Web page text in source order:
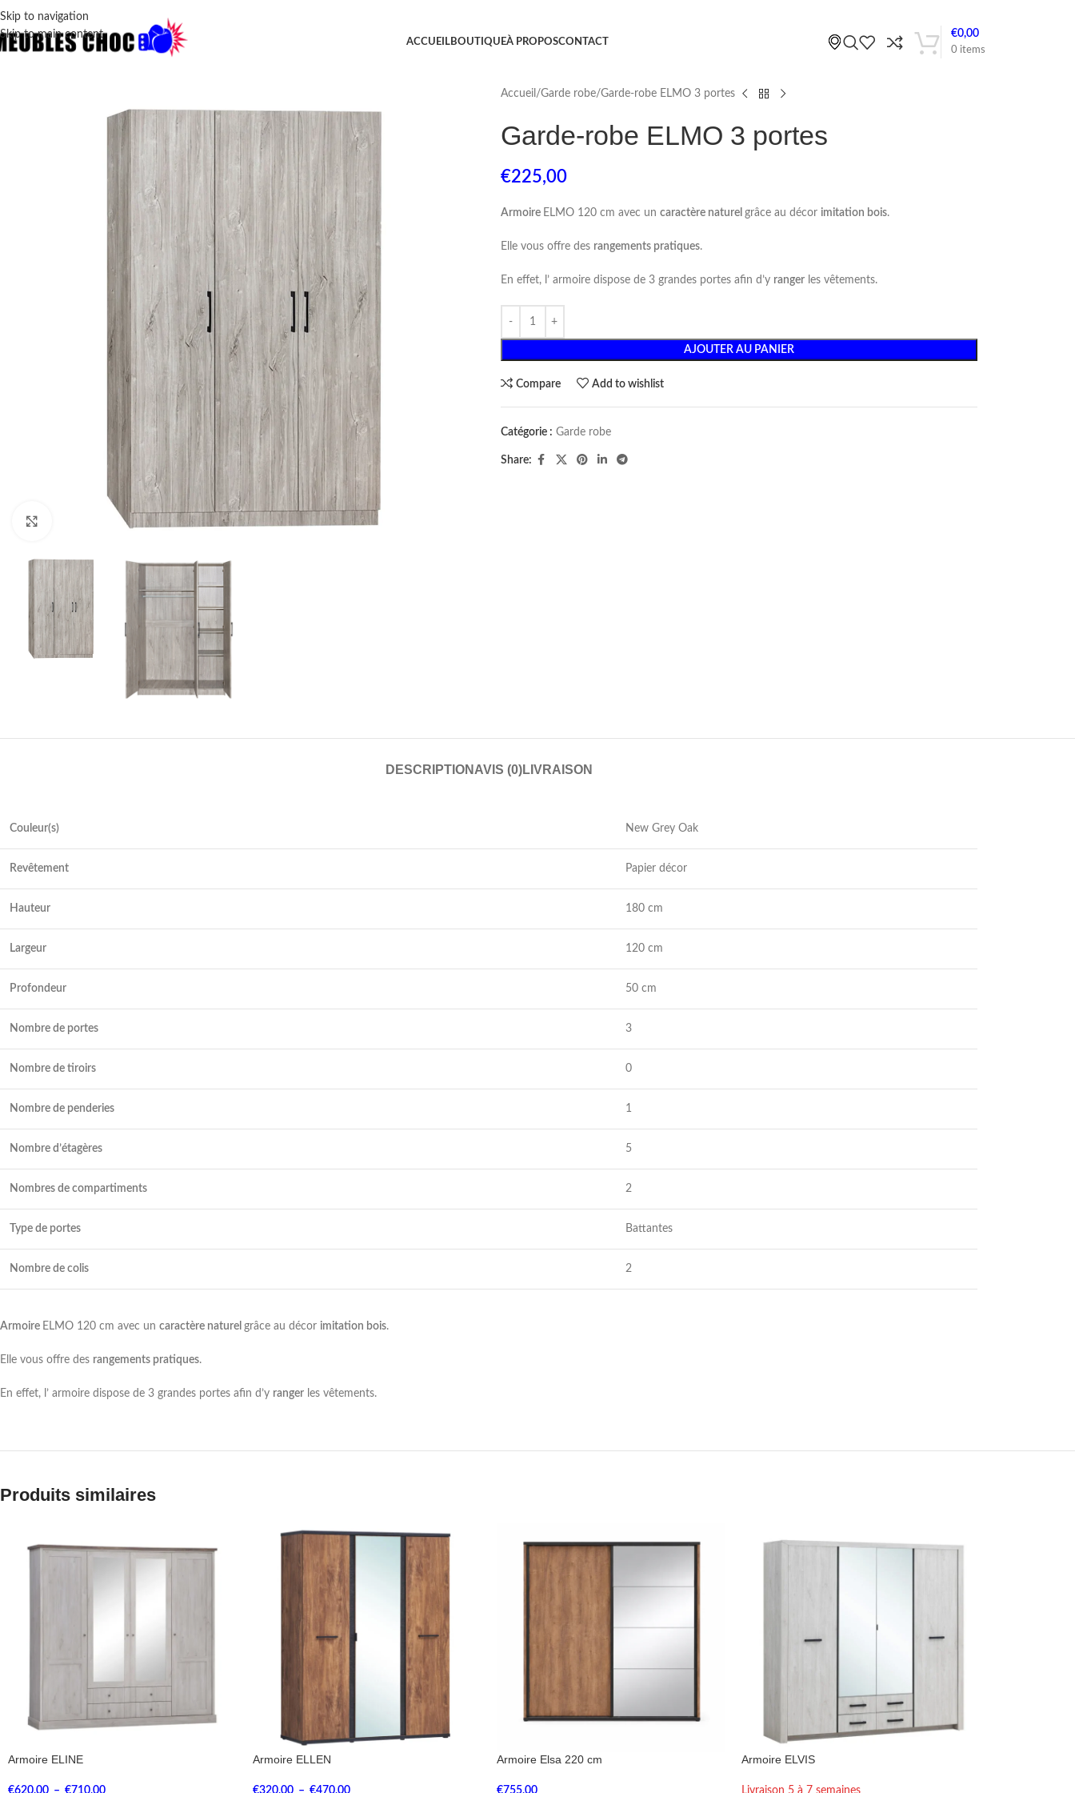
Skip to navigation
Skip to main content
ACCUEILBOUTIQUEÀ PROPOSCONTACT
0 items
€0,00
Click to enlarge
Accueil Garde robe Garde-robe ELMO 3 portes
Garde-robe ELMO 3 portes
€225,00
Armoire ELMO 120 cm avec un caractère naturel grâce au décor imitation bois.
Elle vous offre des rangements pratiques.
En effet, l’ armoire dispose de 3 grandes portes afin d’y rangerles vêtements.
AJOUTER AU PANIER
Compare Add to wishlist
Catégorie : Garde robe
Share:
DESCRIPTION AVIS (0)LIVRAISON
Couleur(s) New Grey Oak
Revêtement Papier décor
Hauteur 180 cm
Largeur 120 cm
Profondeur 50 cm
Nombre de portes 3
Nombre de tiroirs 0
Nombre de penderies 1
Nombre d’étagères 5
Nombres de compartiments 2
Type de portes Battantes
Nombre de colis 2
Armoire ELMO 120 cm avec un caractère naturel grâce au décor imitation bois.
Elle vous offre des rangements pratiques.
En effet, l’ armoire dispose de 3 grandes portes afin d’y ranger les vêtements.
Produits similaires
Armoire ELINE
€620,00 – €710,00
Armoire ELLEN
€320,00 – €470,00
Armoire Elsa 220 cm
€755,00
Armoire ELVIS
Livraison 5 à 7 semaines